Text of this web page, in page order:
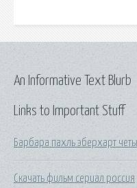
Links to Important Stuff
Барбара пахль эберхарт
Скачать фильм сериал россия
An Informative Text Blurb